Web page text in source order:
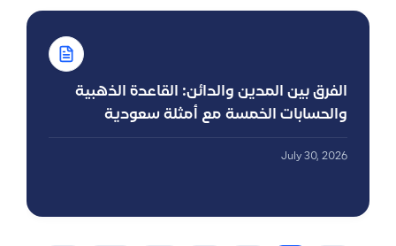
الفرق بين المدين والدائن: القاعدة الذهبية
والحسابات الخمسة مع أمثلة سعودية
July 30, 2026